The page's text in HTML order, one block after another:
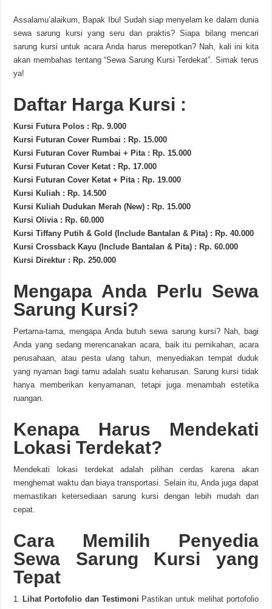
Assalamu’alaikum, Bapak Ibu! Sudah siap menyelam ke dalam dunia
sewa sarung kursi yang seru dan praktis? Siapa bilang mencari
sarung kursi untuk acara Anda harus merepotkan? Nah, kali ini kita
akan membahas tentang “Sewa Sarung Kursi Terdekat”. Simak terus
ya!
Daftar Harga Kursi :
Kursi Futura Polos : Rp. 9.000
Kursi Futuran Cover Rumbai : Rp. 15.000
Kursi Futuran Cover Rumbai + Pita : Rp. 15.000
Kursi Futuran Cover Ketat : Rp. 17.000
Kursi Futuran Cover Ketat + Pita : Rp. 19.000
Kursi Kuliah : Rp. 14.500
Kursi Kuliah Dudukan Merah (New) : Rp. 15.000
Kursi Olivia : Rp. 60.000
Kursi Tiffany Putih & Gold (Include Bantalan & Pita) : Rp. 40.000
Kursi Crossback Kayu (Include Bantalan & Pita) : Rp. 60.000
Kursi Direktur : Rp. 250.000
Mengapa Anda Perlu Sewa
Sarung Kursi?
Pertama-tama, mengapa Anda butuh sewa sarung kursi? Nah, bagi
Anda yang sedang merencanakan acara, baik itu pernikahan, acara
perusahaan, atau pesta ulang tahun, menyediakan tempat duduk
yang nyaman bagi tamu adalah suatu keharusan. Sarung kursi tidak
hanya memberikan kenyamanan, tetapi juga menambah estetika
ruangan.
Kenapa Harus Mendekati
Lokasi Terdekat?
Mendekati lokasi terdekat adalah pilihan cerdas karena akan
menghemat waktu dan biaya transportasi. Selain itu, Anda juga dapat
memastikan ketersediaan sarung kursi dengan lebih mudah dan
cepat.
Cara Memilih Penyedia
Sewa Sarung Kursi yang
Tepat
Lihat Portofolio dan Testimoni Pastikan untuk melihat portofolio